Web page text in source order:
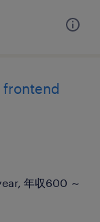
frontend
年収600 ～